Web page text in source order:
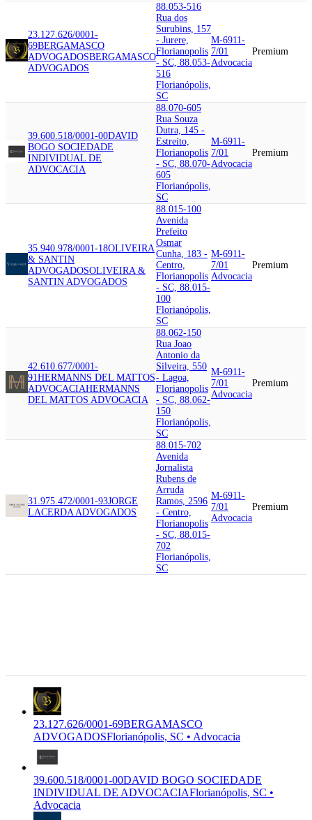
23.127.626/0001-
69BERGAMASCO
ADVOGADOSBERGAMASCO
ADVOGADOS
88.053-516
Rua dos
Surubins, 157
- Jurere,
Florianopolis
- SC, 88.053-
516
Florianópolis,
SC
M-6911-
7/01
Advocacia
Premium
39.600.518/0001-00DAVID
BOGO SOCIEDADE
INDIVIDUAL DE
ADVOCACIA
88.070-605
Rua Souza
Dutra, 145 -
Estreito,
Florianopolis
- SC, 88.070-
605
Florianópolis,
SC
M-6911-
7/01
Advocacia
Premium
35.940.978/0001-18OLIVEIRA
& SANTIN
ADVOGADOSOLIVEIRA &
SANTIN ADVOGADOS
88.015-100
Avenida
Prefeito
Osmar
Cunha, 183 -
Centro,
Florianopolis
- SC, 88.015-
100
Florianópolis,
SC
M-6911-
7/01
Advocacia
Premium
42.610.677/0001-
91 HERMANNS DEL MATTOS
ADVOCACIAHERMANNS
DEL MATTOS ADVOCACIA
88.062-150
Rua Joao
Antonio da
Silveira, 550
- Lagoa,
Florianopolis
- SC, 88.062-
150
Florianópolis,
SC
M-6911-
7/01
Advocacia
Premium
31.975.472/0001-93JORGE
LACERDA ADVOGADOS
88.015-702
Avenida
Jornalista
Rubens de
Arruda
Ramos, 2596
- Centro,
Florianopolis
- SC, 88.015-
702
Florianópolis,
SC
M-6911-
7/01
Advocacia
Premium
23.127.626/0001-69BERGAMASCO
ADVOGADOSFlorianópolis, SC • Advocacia
39.600.518/0001-00DAVID BOGO SOCIEDADE
INDIVIDUAL DE ADVOCACIAFlorianópolis, SC •
Advocacia